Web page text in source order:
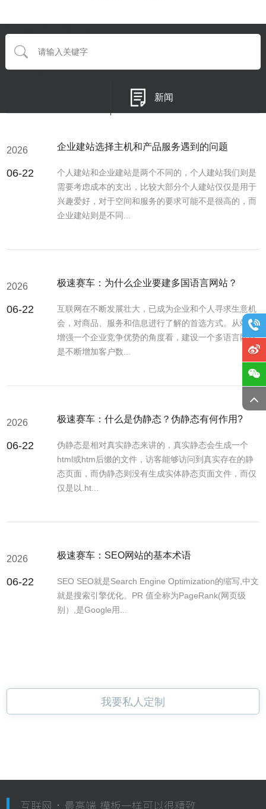
新闻
2026
06-22
企业建站选择主机和产品服务遇到的问题
个人建站和企业建站是两个不同的，个人建站我们则是
需要考虑成本的支出，比较大部分个人建站仅仅是用于
兴趣爱好，对于空间和服务的要求可能不是很高的，而
企业建站则是不同...
2026
06-22
极速赛车：为什么企业要建多国语言网站？
互联网在不断发展壮大，已成为企业和个人寻求生意机
会，对商品、服务和信息进行了解的首选方式。从站在
增强一个企业竞争优势的角度看，建设一个多语言网站
是不断增加客户数...
2026
06-22
极速赛车：什么是伪静态？伪静态有何作用?
伪静态是相对真实静态来讲的，真实静态会生成一个
html或htm后缀的文件，访客能够访问到真实存在的静
态页面，而伪静态则没有生成实体静态页面文件，而仅
仅是以.ht...
2026
06-22
极速赛车：SEO网站的基本术语
SEO SEO就是Search Engine Optimization的缩写,中文
就是搜索引擎优化。PR 值全称为PageRank(网页级
别）,是Google用...
我要私人定制
互联网 · 最高端 模板一样可以很精致